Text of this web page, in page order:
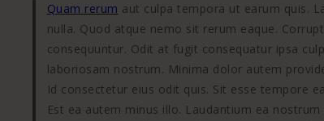
Quam rerum aut culpa tempora ut earum quis.
nulla. Quod atque nemo sit rerum eaque.
consequuntur. Odit at fugit consequatur ipsa
laboriosam nostrum. Minima dolor autem
Id consectetur eius odit quis. Sit esse tempore
Est ea autem minus illo. Laudantium ea